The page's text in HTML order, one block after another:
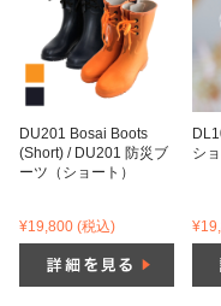
DU201 Bosai Boots
(Short) / DU201 防災ブ
ーツ（ショート）
¥19,800 (税込)
シ